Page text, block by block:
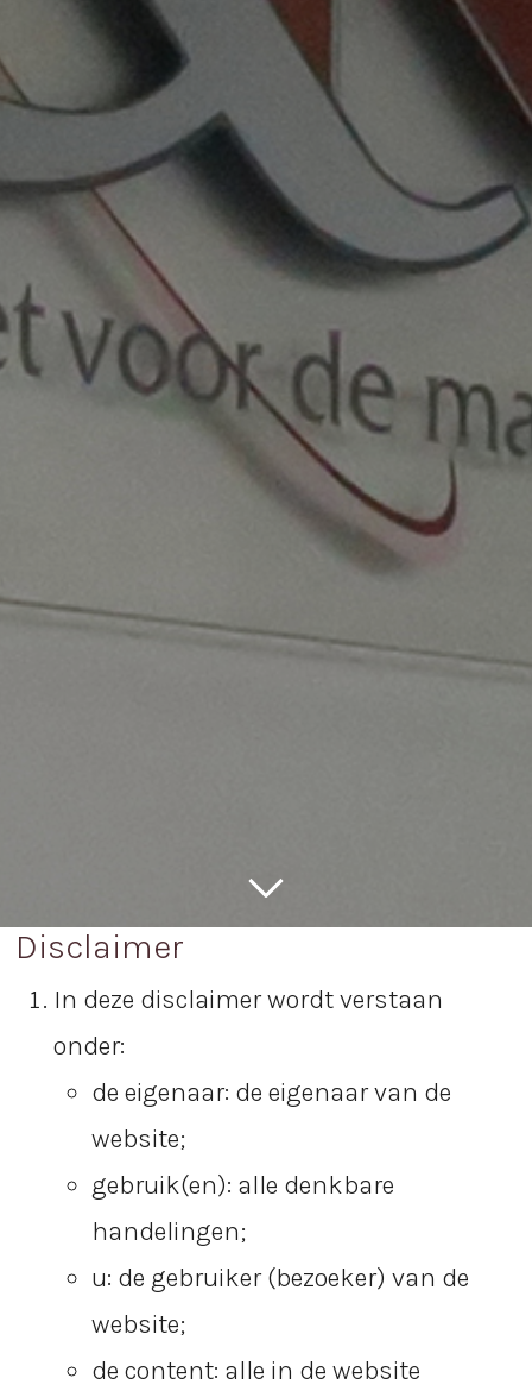
Disclaimer
In deze disclaimer wordt verstaan
onder:
de eigenaar: de eigenaar van de
website;
gebruik(en): alle denkbare
handelingen;
u: de gebruiker (bezoeker) van de
website;
de content: alle in de website